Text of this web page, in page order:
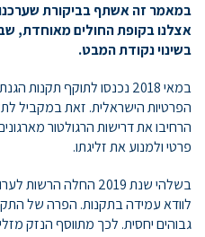
במאמר זה אשתף בביקורת שערכנו
אצלנו בקופת החולים מאוחדת,
בשינוי נקודת המבט.
במאי 2018 נכנסו לתוקף
הרחיבו את דרישות הרגולטור
פרטי ולמנוע את זליגתו.
בשלהי שנת 2019 החלה
לוודא עמידה בתקנות. הפרה של
גבוהים יחסית. לכך מתווסף הנזק